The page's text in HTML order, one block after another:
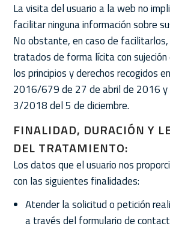
La visita del usuario a la web no
facilitar ninguna información sobre
No obstante, en caso de
tratados de forma lícita con
los principios y derechos recogidos
2016/679 de 27 de abril de 2016 y
3/2018 del 5 de diciembre.
FINALIDAD, DURACIÓN Y
DEL TRATAMIENTO:
Los datos que el usuario nos
con las siguientes finalidades:
Atender la solicitud o petición
a través del formulario de